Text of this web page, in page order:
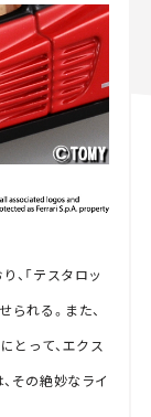
、「テスタロッ
れる。また、
とって、エクス
その絶妙なライ